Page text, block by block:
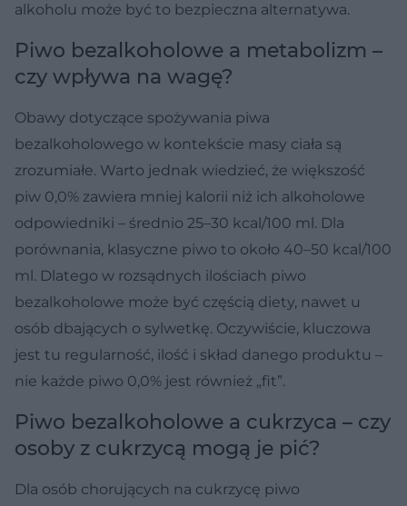
alkoholu może być to bezpieczna alternatywa.
Piwo bezalkoholowe a metabolizm –
czy wpływa na wagę?
Obawy dotyczące spożywania piwa
bezalkoholowego w kontekście masy ciała są
zrozumiałe. Warto jednak wiedzieć, że większość
piw 0,0% zawiera mniej kalorii niż ich alkoholowe
odpowiedniki – średnio 25–30 kcal/100 ml. Dla
porównania, klasyczne piwo to około 40–50 kcal/100
ml. Dlatego w rozsądnych ilościach piwo
bezalkoholowe może być częścią diety, nawet u
osób dbających o sylwetkę. Oczywiście, kluczowa
jest tu regularność, ilość i skład danego produktu –
nie każde piwo 0,0% jest również „fit”.
Piwo bezalkoholowe a cukrzyca – czy
osoby z cukrzycą mogą je pić?
Dla osób chorujących na cukrzycę piwo